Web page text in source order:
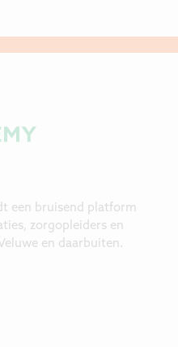
een bruisend platform
zorgopleiders en
en daarbuiten.